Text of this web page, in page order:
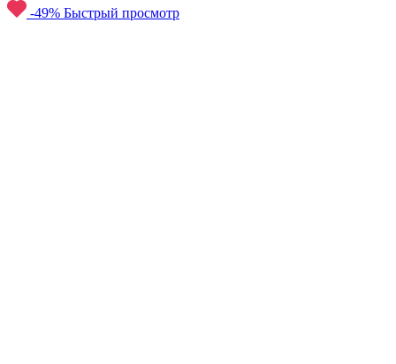
-49% Быстрый просмотр